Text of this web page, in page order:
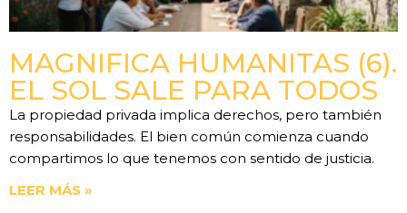
MAGNIFICA HUMANITAS (6).
EL SOL SALE PARA TODOS
La propiedad privada implica derechos, pero también
responsabilidades. El bien común comienza cuando
compartimos lo que tenemos con sentido de justicia.
LEER MÁS »